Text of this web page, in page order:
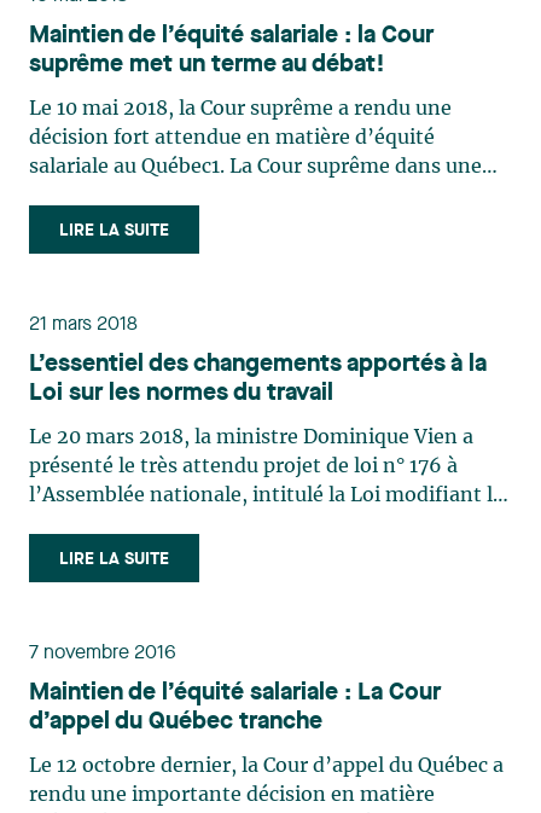
Maintien de l’équité salariale : la Cour
suprême met un terme au débat!
Le 10 mai 2018, la Cour suprême a rendu une
décision fort attendue en matière d’équité
salariale au Québec1. La Cour suprême dans une
Procureure générale du Québec et maintient la
décision rendue par la Cour d’appel et la Cour
LIRE LA SUITE
21 mars 2018
L’essentiel des changements apportés à la
Loi sur les normes du travail
Le 20 mars 2018, la ministre Dominique Vien a
présenté le très attendu projet de loi n° 176 à
l’Assemblée nationale, intitulé la Loi modifiant la
dispositions législatives afin principalement de
faciliter la conciliation «famille-travail», un
LIRE LA SUITE
7 novembre 2016
Maintien de l’équité salariale : La Cour
d’appel du Québec tranche
Le 12 octobre dernier, la Cour d’appel du Québec a
rendu une importante décision en matière